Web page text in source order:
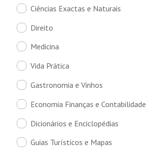
Ciências Exactas e Naturais
Direito
Medicina
Vida Prática
Gastronomia e Vinhos
Economia Finanças e Contabilidade
Dicionários e Enciclopédias
Guias Turísticos e Mapas